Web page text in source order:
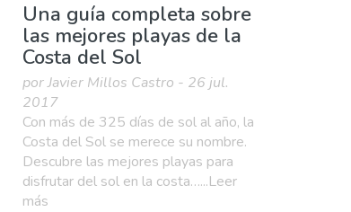
Una guía completa sobre
las mejores playas de la
Costa del Sol
por Javier Millos Castro - 26 jul.
2017
Con más de 325 días de sol al año, la
Costa del Sol se merece su nombre.
Descubre las mejores playas para
disfrutar del sol en la costa…...Leer
más